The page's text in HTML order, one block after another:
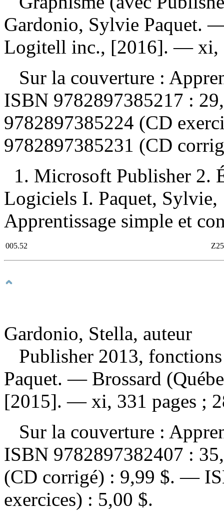
Gardonio, Sylvie Paquet.
Logitell inc., [2016]. — xi,
Sur la couverture :
ISBN 9782897385217 :
9782897385224 (CD
9782897385231 (CD
1. Microsoft Publisher 2.
Logiciels I. Paquet,
Apprentissage simple et
005.52
Gardonio, Stella, auteur
Publisher 2013,
Paquet. — Brossard
[2015]. — xi, 331 pages ;
Sur la couverture :
ISBN 9782897382407 :
(CD corrigé) : 9,99 $. —
exercices) : 5,00 $.